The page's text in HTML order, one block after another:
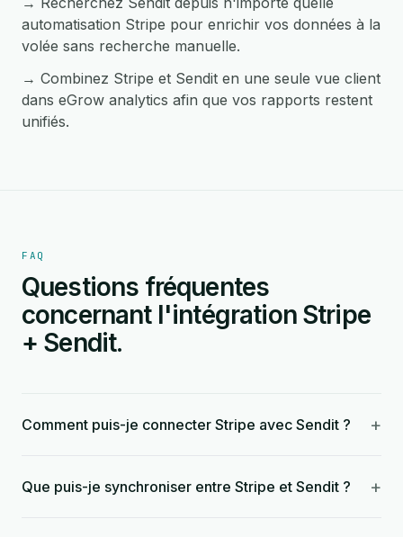
automatisation Stripe pour enrichir vos données à la
volée sans recherche manuelle.
→ Combinez Stripe et Sendit en une seule vue client
dans eGrow analytics afin que vos rapports restent
unifiés.
FAQ
Questions fréquentes
concernant l'intégration Stripe
+ Sendit.
Comment puis-je connecter Stripe avec Sendit ? +
Que puis-je synchroniser entre Stripe et Sendit ? +